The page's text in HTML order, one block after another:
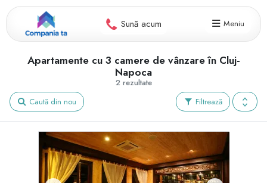
Sună acum Meniu
2 rezultate
Apartamente cu 3 camere de vânzare în Cluj-
Napoca
Filtrează
Caută din nou